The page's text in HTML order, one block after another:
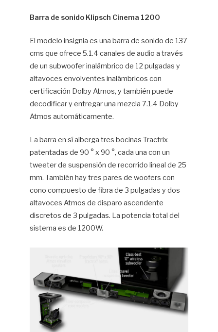
Barra de sonido Klipsch Cinema 1200
El modelo insignia es una barra de sonido de 137
cms que ofrece 5.1.4 canales de audio a través
de un subwoofer inalámbrico de 12 pulgadas y
altavoces envolventes inalámbricos con
certificación Dolby Atmos, y también puede
decodificar y entregar una mezcla 7.1.4 Dolby
Atmos automáticamente.
La barra en sí alberga tres bocinas Tractrix
patentadas de 90 ° x 90 °, cada una con un
tweeter de suspensión de recorrido lineal de 25
mm. También hay tres pares de woofers con
cono compuesto de fibra de 3 pulgadas y dos
altavoces Atmos de disparo ascendente
discretos de 3 pulgadas. La potencia total del
sistema es de 1200W.